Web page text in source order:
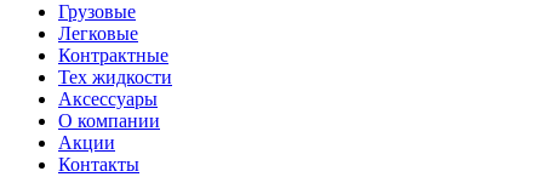
Грузовые
Легковые
Контрактные
Тех жидкости
Аксессуары
О компании
Акции
Контакты